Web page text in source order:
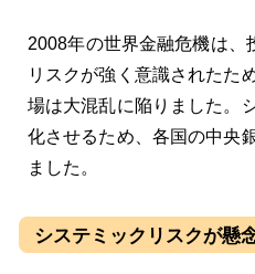
2008年の世界金融危機は、
リスクが強く意識されたた
場は大混乱に陥りました。
化させるため、各国の中央
ました。
システミックリスクが懸